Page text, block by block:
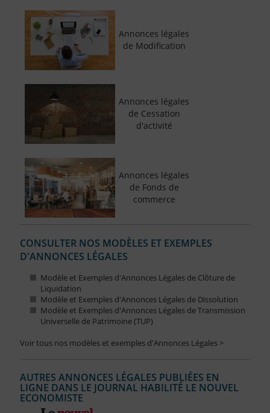
Annonces légales
de Modification
Annonces légales
de Cessation
d'activité
Annonces légales
de Fonds de
commerce
CONSULTER NOS MODÈLES ET EXEMPLES
D'ANNONCES LÉGALES
Modèle et Exemples d'Annonces Légales de Clôture de
Liquidation
Modèle et Exemples d'Annonces Légales de Dissolution
Modèle et Exemples d'Annonces Légales de Transmission
Universelle de Patrimoine (TUP)
Voir tous nos modèles et exemples d'Annonces Légales >
AUTRES ANNONCES LÉGALES PUBLIÉES EN
LIGNE DANS LE JOURNAL HABILITÉ LE NOUVEL
ECONOMISTE